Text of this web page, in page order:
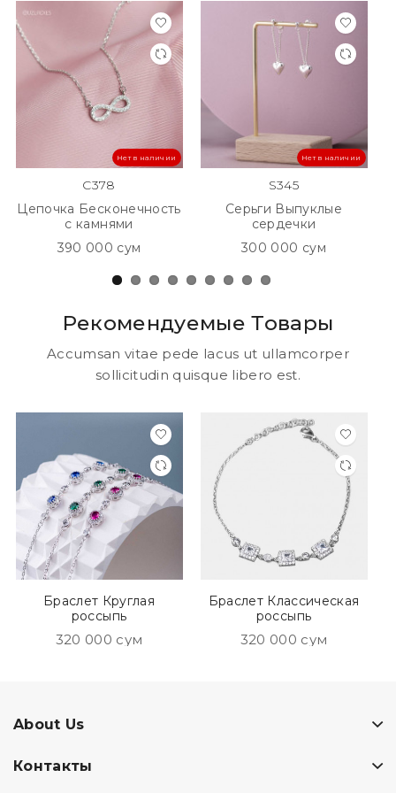
Нет в наличии
C378
Цепочка Бесконечность
с камнями
390 000 сум
Нет в наличии
S345
Серьги Выпуклые
сердечки
300 000 сум
Рекомендуемые Товары
Accumsan vitae pede lacus ut ullamcorper
sollicitudin quisque libero est.
Браслет Круглая
россыпь
320 000 сум
Браслет Классическая
россыпь
320 000 сум
About Us
Контакты